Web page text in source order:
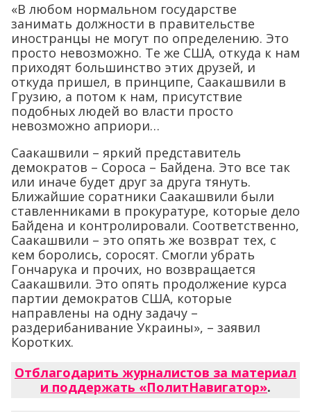
«В любом нормальном государстве
занимать должности в правительстве
иностранцы не могут по определению. Это
просто невозможно. Те же США, откуда к нам
приходят большинство этих друзей, и
откуда пришел, в принципе, Саакашвили в
Грузию, а потом к нам, присутствие
подобных людей во власти просто
невозможно априори…
Саакашвили – яркий представитель
демократов – Сороса – Байдена. Это все так
или иначе будет друг за друга тянуть.
Ближайшие соратники Саакашвили были
ставленниками в прокуратуре, которые дело
Байдена и контролировали. Соответственно,
Саакашвили – это опять же возврат тех, с
кем боролись, соросят. Смогли убрать
Гончарука и прочих, но возвращается
Саакашвили. Это опять продолжение курса
партии демократов США, которые
направлены на одну задачу –
раздерибанивание Украины», – заявил
Коротких.
Отблагодарить журналистов за материал
и поддержать «ПолитНавигатор».